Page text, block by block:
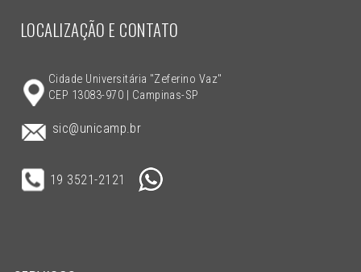
LOCALIZAÇÃO E CONTATO
Cidade Universitária "Zeferino Vaz"
CEP 13083-970 | Campinas-SP
sic@unicamp.br
19 3521-2121